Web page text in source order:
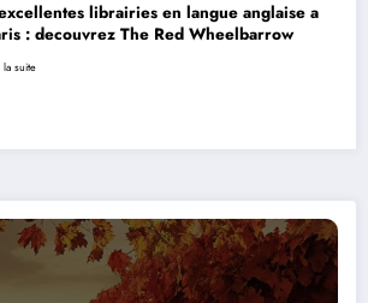
librairies en langue anglaise a
: decouvrez The Red Wheelbarrow
la suite